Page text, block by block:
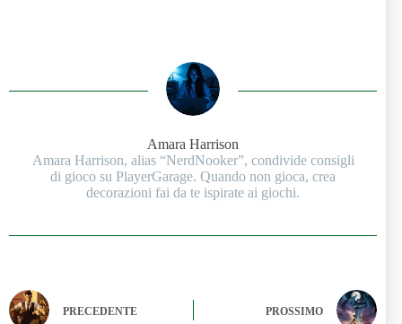
Amara Harrison
Amara Harrison, alias “NerdNooker”, condivide consigli
di gioco su PlayerGarage. Quando non gioca, crea
decorazioni fai da te ispirate ai giochi.
PRECEDENTE PROSSIMO